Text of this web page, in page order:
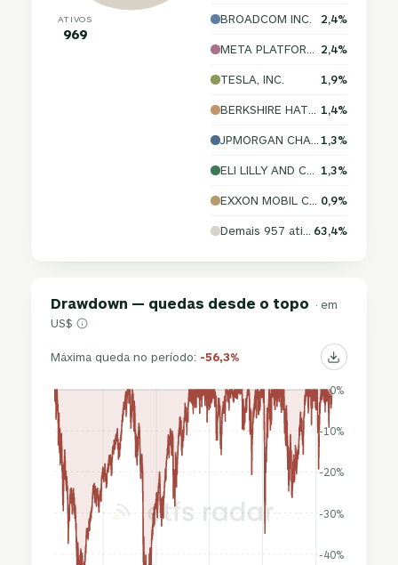
ATIVOS
969
BROADCOM INC. 2,4%
2,4%
TESLA, INC. 1,9%
1,4%
1,3%
1,3%
0,9%
63,4%
Drawdown — quedas desde o topo · em
US$
Máxima queda no período: -56,3%
-40%
-30%
-20%
-10%
0%